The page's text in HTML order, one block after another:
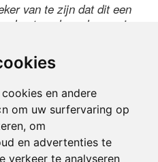
en andere
om uw surfervaring op
om
en advertenties te
verkeer te analyseren
van te zijn dat dit een
code over in